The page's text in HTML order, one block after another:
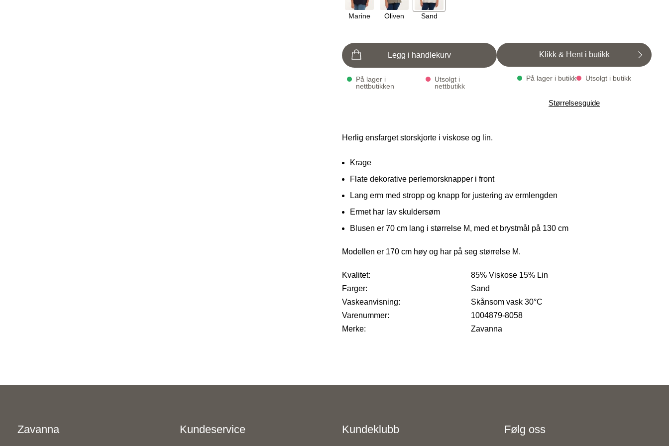
Marine Oliven Sand
Legg i handlekurv
På lager i
nettbutikken
Utsolgt i
nettbutikk
Klikk & Hent i butikk
På lager i butikk Utsolgt i butikk
Størrelsesguide
Herlig ensfarget storskjorte i viskose og lin.
Krage
Flate dekorative perlemorsknapper i front
Lang erm med stropp og knapp for justering av ermlengden
Ermet har lav skuldersøm
Blusen er 70 cm lang i størrelse M, med et brystmål på 130 cm
Modellen er 170 cm høy og har på seg størrelse M.
Kvalitet:
85% Viskose 15% Lin
Farger:
Sand
Vaskeanvisning:
Skånsom vask 30°C
Varenummer:
1004879-8058
Merke:
Zavanna
Zavanna Kundeservice Kundeklubb Følg oss